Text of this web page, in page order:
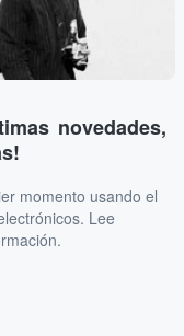
novedades,
momento usando el
Lee